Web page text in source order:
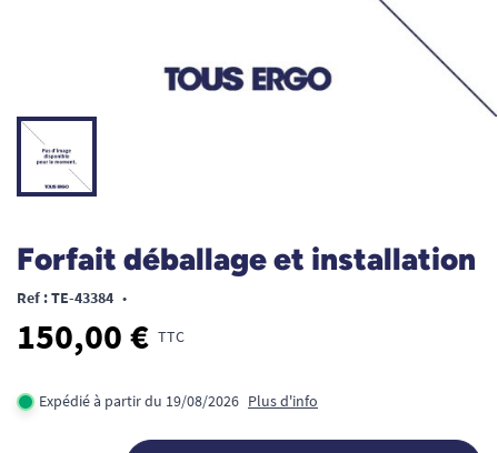
Forfait déballage et installation
Ref : TE-43384 •
150,00 € TTC
Expédié à partir du 19/08/2026 Plus d'info